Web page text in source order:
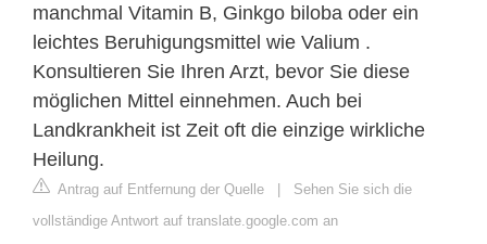
manchmal Vitamin B, Ginkgo biloba oder ein
leichtes Beruhigungsmittel wie Valium .
Konsultieren Sie Ihren Arzt, bevor Sie diese
möglichen Mittel einnehmen. Auch bei
Landkrankheit ist Zeit oft die einzige wirkliche
Heilung.
Antrag auf Entfernung der Quelle | Sehen Sie sich die
vollständige Antwort auf translate.google.com an